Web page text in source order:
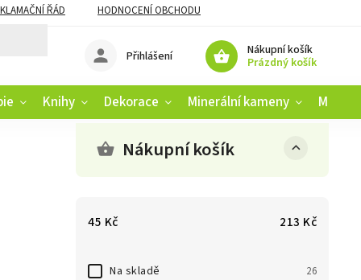
ŘÁD HODNOCENÍ OBCHODU
Nákupní košík
Prázdný košík
Přihlášení
Knihy Dekorace Minerální kameny
Nákupní košík
45 Kč 213 Kč
Na skladě 26